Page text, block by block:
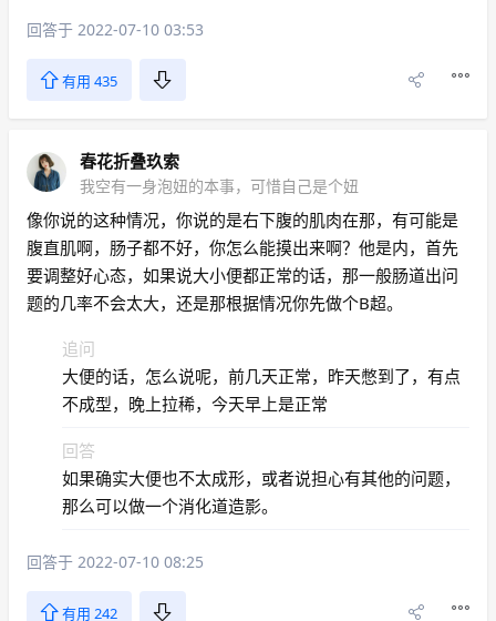
回答于 2022-07-10 03:53
有用 435
春花折叠玖索
我空有一身泡妞的本事，可惜自己是个妞
像你说的这种情况，你说的是右下腹的肌肉在那，有可能是
腹直肌啊，肠子都不好，你怎么能摸出来啊？他是内，首先
要调整好心态，如果说大小便都正常的话，那一般肠道出问
题的几率不会太大，还是那根据情况你先做个B超。
追问
大便的话，怎么说呢，前几天正常，昨天憋到了，有点
不成型，晚上拉稀，今天早上是正常
回答
如果确实大便也不太成形，或者说担心有其他的问题，
那么可以做一个消化道造影。
回答于 2022-07-10 08:25
有用 242